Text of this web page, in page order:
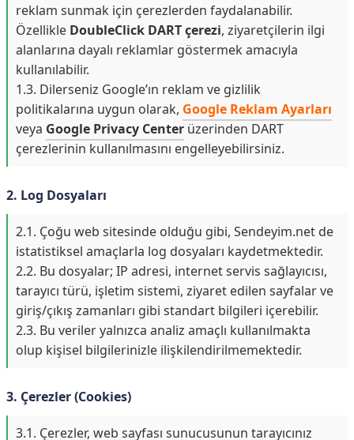
reklam sunmak için çerezlerden faydalanabilir.
Özellikle DoubleClick DART çerezi, ziyaretçilerin ilgi
alanlarına dayalı reklamlar göstermek amacıyla
kullanılabilir.
1.3. Dilerseniz Google’ın reklam ve gizlilik
politikalarına uygun olarak, Google Reklam Ayarları
veya Google Privacy Center üzerinden DART
çerezlerinin kullanılmasını engelleyebilirsiniz.
2. Log Dosyaları
2.1. Çoğu web sitesinde olduğu gibi, Sendeyim.net de
istatistiksel amaçlarla log dosyaları kaydetmektedir.
2.2. Bu dosyalar; IP adresi, internet servis sağlayıcısı,
tarayıcı türü, işletim sistemi, ziyaret edilen sayfalar ve
giriş/çıkış zamanları gibi standart bilgileri içerebilir.
2.3. Bu veriler yalnızca analiz amaçlı kullanılmakta
olup kişisel bilgilerinizle ilişkilendirilmemektedir.
3. Çerezler (Cookies)
3.1. Çerezler, web sayfası sunucusunun tarayıcınız